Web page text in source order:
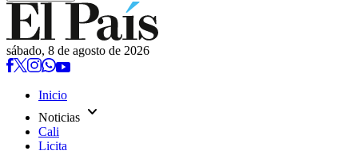
sábado, 8 de agosto de 2026
Inicio
Noticias expand_more
Cali
Licita